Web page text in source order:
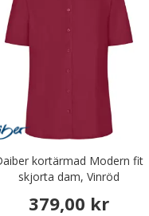
kortärmad Modern fit
skjorta dam, Vinröd
379,00 kr